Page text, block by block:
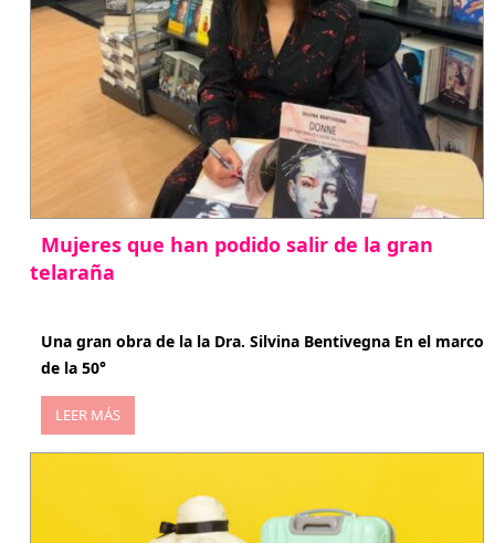
Mujeres que han podido salir de la gran
telaraña
Una gran obra de la la Dra. Silvina Bentivegna En el marco
de la 50°
LEER MÁS